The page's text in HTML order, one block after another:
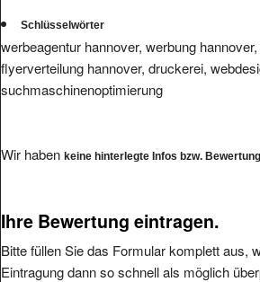
Schlüsselwörter
werbeagentur hannover, werbung
flyerverteilung hannover, druckerei,
suchmaschinenoptimierung
Wir haben keine hinterlegte Infos bzw.
Ihre Bewertung eintragen.
Bitte füllen Sie das Formular komplett aus,
Eintragung dann so schnell als möglich